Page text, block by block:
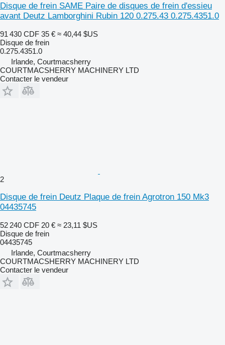
Disque de frein SAME Paire de disques de frein d'essieu
avant Deutz Lamborghini Rubin 120 0.275.43 0.275.4351.0
91 430 CDF 35 € ≈ 40,44 $US
Disque de frein
0.275.4351.0
Irlande, Courtmacsherry
COURTMACSHERRY MACHINERY LTD
Contacter le vendeur
2
Disque de frein Deutz Plaque de frein Agrotron 150 Mk3
04435745
52 240 CDF 20 € ≈ 23,11 $US
Disque de frein
04435745
Irlande, Courtmacsherry
COURTMACSHERRY MACHINERY LTD
Contacter le vendeur